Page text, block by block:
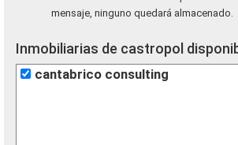
mensaje, ninguno quedará almacenado.
Inmobiliarias de castropol
cantabrico consulting